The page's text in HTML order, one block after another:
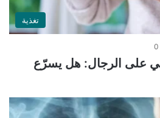
تغذية
0
على الرجال: هل يسرّع